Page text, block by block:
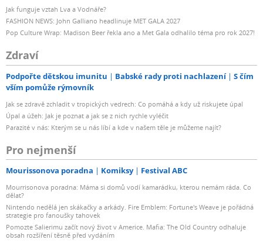
Jak funguje vztah Lva a Vodnáře?
FASHION NEWS: John Galliano headlinuje MET GALA 2027
Pop Culture Wrap: Madison Beer řekla ano a Met Gala odhalilo téma pro rok 2027!
Zdraví
Podpořte dětskou imunitu Babské rady proti nachlazení
S čím
vším pomůže rýmovník
Jak se zdravě zchladit v tropických vedrech: Co pomáhá a kdy už riskujete úpal
Úpal a úžeh: Jak je poznat a jak se z nich rychle vyléčit
Parazité v nás: Kterým se u nás líbí a kde v našem těle je můžeme najít?
Pro nejmenší
Mourissonova poradna Komiksy Festival ABC
Mourrisonova poradna: Máma si domů vodí kamarádku, kterou nemám ráda. Co
dělat?
Nintendo nedělá jen skákačky a arkády. Fire Emblem: Fortune's Weave je pořádná
strategie pro fanoušky tahovek
Pomozte Salierimu začít nový život v Americe. Mafia: The Old Country odhaluje
obsah rozšíření těsně před vydáním